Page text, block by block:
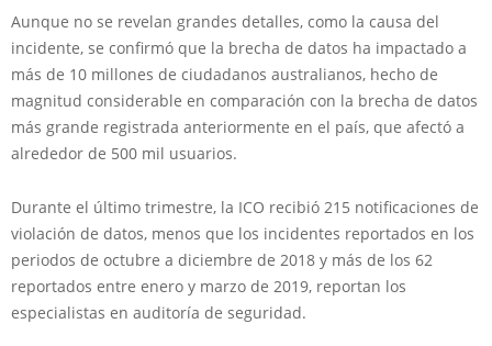
Aunque no se revelan grandes detalles, como la causa del
incidente, se confirmó que la brecha de datos ha impactado a
más de 10 millones de ciudadanos australianos, hecho de
magnitud considerable en comparación con la brecha de datos
más grande registrada anteriormente en el país, que afectó a
alrededor de 500 mil usuarios.
Durante el último trimestre, la ICO recibió 215 notificaciones de
violación de datos, menos que los incidentes reportados en los
periodos de octubre a diciembre de 2018 y más de los 62
reportados entre enero y marzo de 2019, reportan los
especialistas en auditoría de seguridad.